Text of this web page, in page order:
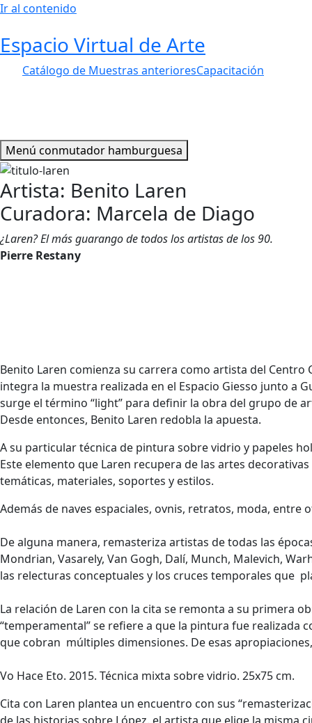
Ir al contenido
Espacio Virtual de Arte
Catálogo de Muestras anterioresCapacitación
Menú conmutador hamburguesa
Artista: Benito Laren
Curadora: Marcela de Diago
¿Laren? El más guarango de todos los artistas de los 90.
Pierre Restany
Benito Laren comienza su carrera como artista del
integra la muestra realizada en el Espacio Giesso junto a
surge el término “light” para definir la obra del grupo de
Desde entonces, Benito Laren redobla la apuesta.
A su particular técnica de pintura sobre vidrio y papeles
Este elemento que Laren recupera de las artes
temáticas, materiales, soportes y estilos.
Además de naves espaciales, ovnis, retratos, moda,
De alguna manera, remasteriza artistas de todas las
Mondrian, Vasarely, Van Gogh, Dalí, Munch, Malevich,
las relecturas conceptuales y los cruces temporales que
La relación de Laren con la cita se remonta a su primera
“temperamental” se refiere a que la pintura fue realizada
que cobran múltiples dimensiones. De esas
Vo Hace Eto. 2015. Técnica mixta sobre vidrio. 25x75 cm.
Cita con Laren plantea un encuentro con sus